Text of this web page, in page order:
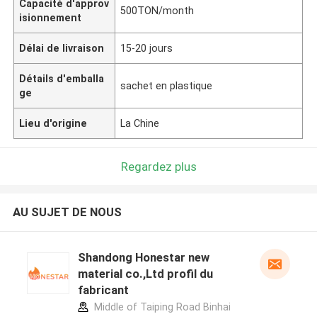
Capacité d'approv
isionnement
500TON/month
Délai de livraison 15-20 jours
Détails d'emballa
ge
sachet en plastique
Lieu d'origine La Chine
Regardez plus
AU SUJET DE NOUS
Shandong Honestar new
material co.,Ltd profil du
fabricant
Middle of Taiping Road Binhai